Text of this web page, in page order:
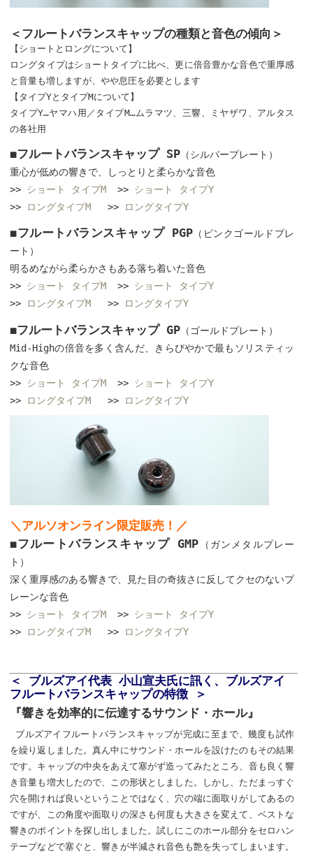
＜フルートバランスキャップの種類と音色の傾向＞
【ショートとロングについて】
ロングタイプはショートタイプに比べ、更に倍音豊かな音色で重厚感
と音量も増しますが、やや息圧を必要とします
【タイプYとタイプMについて】
タイプY…ヤマハ用／タイプM…ムラマツ、三響、ミヤザワ、アルタス
の各社用
◼︎フルートバランスキャップ SP（シルバープレート）
重心が低めの響きで、しっとりと柔らかな音色
>> ショート タイプM>> ショート タイプY
>>
ロングタイプM>> ロングタイプY
◼︎フルートバランスキャップ PGP（ピンクゴールドプレ
ート）
明るめながら柔らかさもある落ち着いた音色
>> ショート タイプM>> ショート タイプY
>>
ロングタイプM>> ロングタイプY
◼︎フルートバランスキャップ GP（ゴールドプレート）
Mid-Highの倍音を多く含んだ、きらびやかで最もソリスティッ
クな音色
>> ショート タイプM>> ショート タイプY
>>
ロングタイプM>> ロングタイプY
＼アルソオンライン限定販売！／
◼︎フルートバランスキャップ GMP （ガンメタルプレー
ト）
深く重厚感のある響きで、見た目の奇抜さに反してクセのないプ
レーンな音色
>> ショート タイプM>> ショート タイプY
>>
ロングタイプM>> ロングタイプY
＜ ブルズアイ代表 小山宣夫氏に訊く、ブルズアイ
フルートバランスキャップの特徴 ＞
『響きを効率的に伝達するサウンド・ホール』
ブルズアイフルートバランスキャップが完成に至まで、幾度も試作
を繰り返しました。真ん中にサウンド・ホールを設けたのもその結果
です。キャップの中央をあえて塞がず造ってみたところ、音も良く響
き音量も増大したので、この形状としました。しかし、ただまっすぐ
穴を開ければ良いということではなく、穴の端に面取りがしてあるの
ですが、この角度や面取りの深さも何度も大きさを変えて、ベストな
響きのポイントを探し出しました。試しにこのホール部分をセロハン
テープなどで塞ぐと、響きが半減され音色も艶を失ってしまいます。